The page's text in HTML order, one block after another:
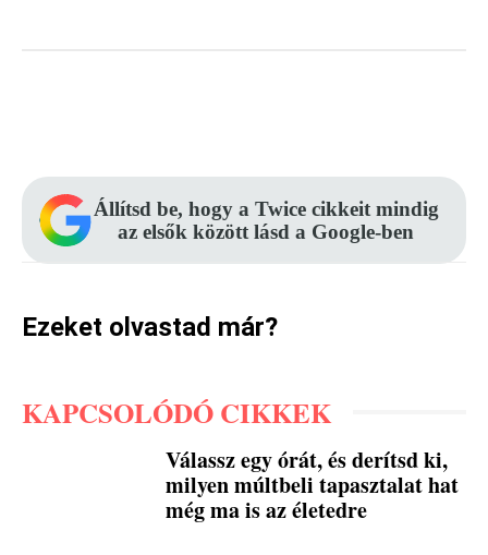
Állítsd be, hogy a Twice cikkeit mindig
az elsők között lásd a Google-ben
Ezeket olvastad már?
KAPCSOLÓDÓ CIKKEK
Válassz egy órát, és derítsd ki,
milyen múltbeli tapasztalat hat
még ma is az életedre